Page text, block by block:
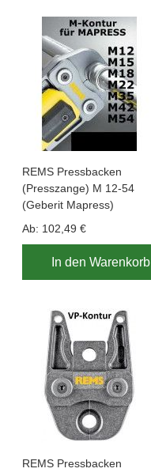
REMS Pressbacken
(Presszange) M 12-54
(Geberit Mapress)
Ab: 102,49 €
In den Warenkorb
REMS Pressbacken